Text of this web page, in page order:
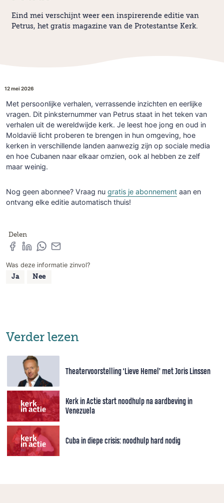
Eind mei verschijnt weer een inspirerende editie van
Petrus, het gratis magazine van de Protestantse Kerk.
12 mei 2026
Met persoonlijke verhalen, verrassende inzichten en eerlijke
vragen. Dit pinksternummer van Petrus staat in het teken van
verhalen uit de wereldwijde kerk. Je leest hoe jong en oud in
Moldavië licht proberen te brengen in hun omgeving, hoe
kerken in verschillende landen aanwezig zijn op sociale media
en hoe Cubanen naar elkaar omzien, ook al hebben ze zelf
maar weinig.
Nog geen abonnee? Vraag nu gratis je abonnement aan en
ontvang elke editie automatisch thuis!
Delen
Was deze informatie zinvol?
Ja Nee
Verder lezen
Theatervoorstelling ‘Lieve Hemel’ met Joris Linssen
Kerk in Actie start noodhulp na aardbeving in
Venezuela
Cuba in diepe crisis: noodhulp hard nodig